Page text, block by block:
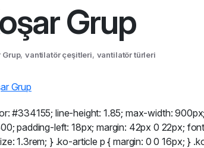
Grup
Grup,vantilatör çeşitleri, vantilatör türleri
#334155; line-height: 1.85; max-width:
padding-left: 18px; margin: 42px 0 22px;
1.3rem; } .ko-article p { margin: 0 0 16px; }